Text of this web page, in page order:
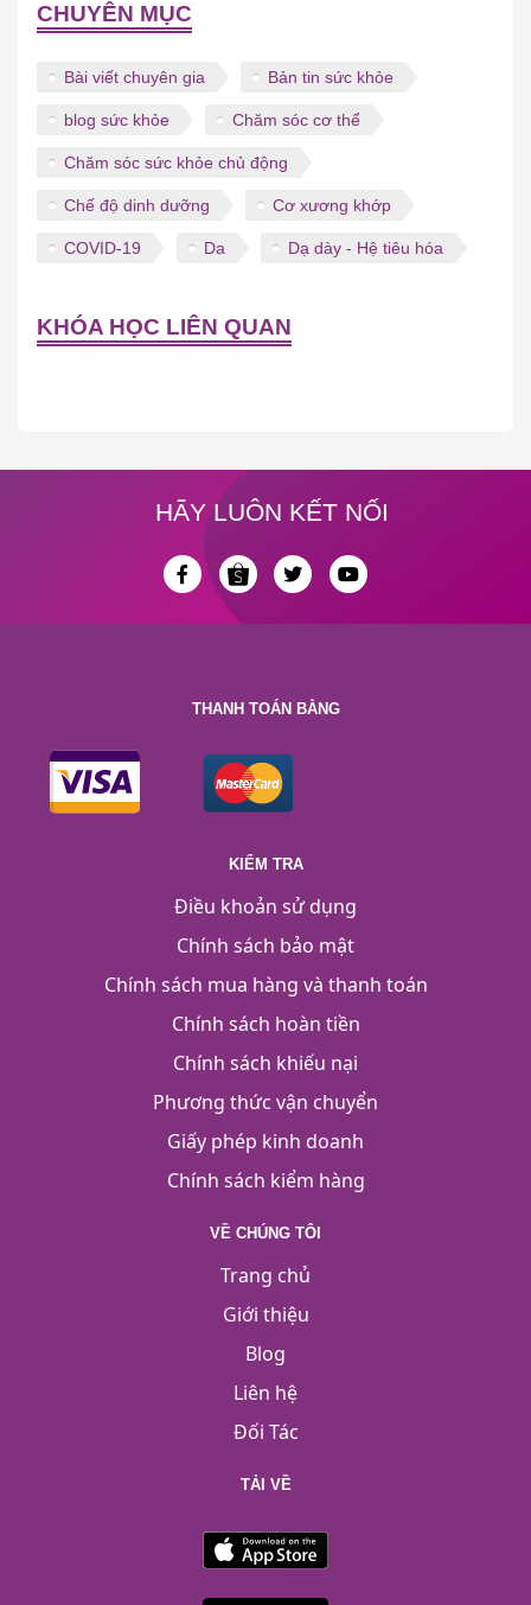
CHUYÊN MỤC
Bài viết chuyên gia Bản tin sức khỏe
blog sức khỏe Chăm sóc cơ thể
Chăm sóc sức khỏe chủ động
Chế độ dinh dưỡng Cơ xương khớp
COVID-19 Da Dạ dày - Hệ tiêu hóa
KHÓA HỌC LIÊN QUAN
HÃY LUÔN KẾT NỐI
THANH TOÁN BẰNG
KIỂM TRA
Điều khoản sử dụng
Chính sách bảo mật
Chính sách mua hàng và thanh toán
Chính sách hoàn tiền
Chính sách khiếu nại
Phương thức vận chuyển
Giấy phép kinh doanh
Chính sách kiểm hàng
VỀ CHÚNG TÔI
Trang chủ
Giới thiệu
Blog
Liên hệ
Đối Tác
TẢI VỀ